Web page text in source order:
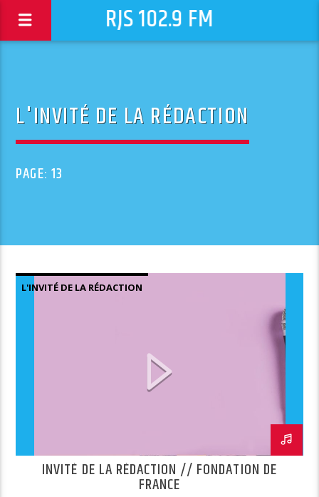
RJS 102.9 FM
L'INVITÉ DE LA RÉDACTION
PAGE: 13
L'INVITÉ DE LA RÉDACTION
INVITÉ DE LA RÉDACTION // FONDATION DE
FRANCE